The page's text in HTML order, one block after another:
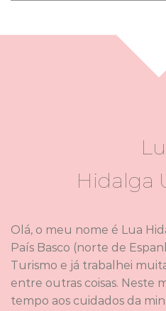
Hidalga
Olá, o meu nome é Lua
País Basco (norte de
Turismo e já trabalhei
entre outras coisas. Neste
tempo aos cuidados da